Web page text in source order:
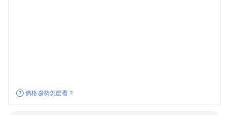
價格趨勢怎麼看？